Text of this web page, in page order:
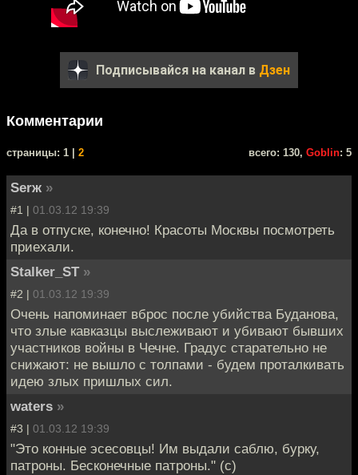
Подписывайся на канал в Дзен
Комментарии
cтраницы: 1 | 2 всего: 130, Goblin: 5
Serж »
#1 | 01.03.12 19:39
Да в отпуске, конечно! Красоты Москвы посмотреть
приехали.
Stalker_ST »
#2 | 01.03.12 19:39
Очень напоминает вброс после убийства Буданова,
что злые кавказцы выслеживают и убивают бывших
участников войны в Чечне. Градус старательно не
снижают: не вышло с толпами - будем проталкивать
идею злых пришлых сил.
waters »
#3 | 01.03.12 19:39
"Это конные эсесовцы! Им выдали саблю, бурку,
патроны. Бесконечные патроны." (с)